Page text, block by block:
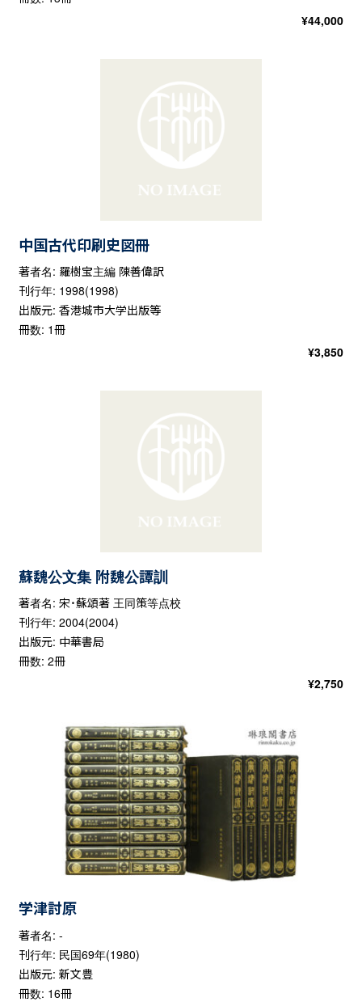
¥44,000
中国古代印刷史図冊
著者名: 羅樹宝主編 陳善偉訳
刊行年: 1998(1998)
出版元: 香港城市大学出版等
冊数: 1冊
¥3,850
蘇魏公文集 附魏公譚訓
著者名: 宋・蘇頌著 王同策等点校
刊行年: 2004(2004)
出版元: 中華書局
冊数: 2冊
¥2,750
学津討原
著者名: -
刊行年: 民国69年(1980)
出版元: 新文豊
冊数: 16冊